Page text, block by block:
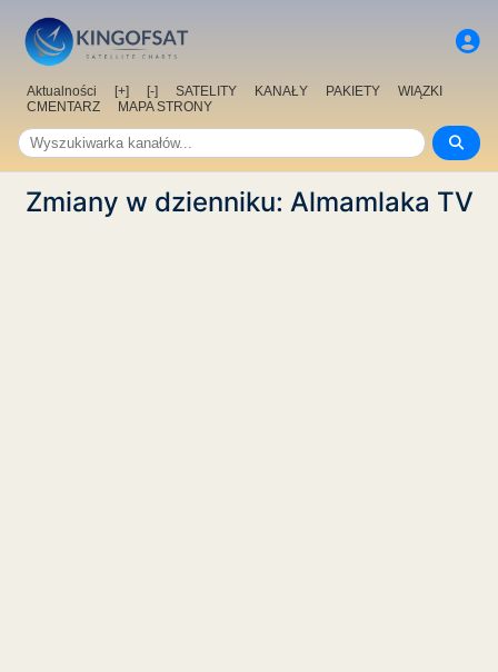
Aktualności [+] [-] SATELITY KANAŁY PAKIETY
WIĄZKI
CMENTARZ
MAPA STRONY
Zmiany w dzienniku: Almamlaka TV